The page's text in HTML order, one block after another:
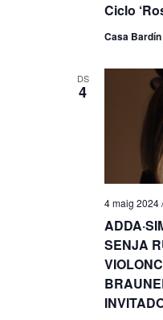
Ciclo
Casa
DS
4
SENJA
4 maig 2024